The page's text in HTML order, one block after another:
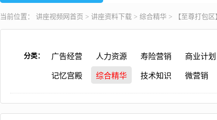
当前位置： 讲座视频 网首页 > 讲座资料下载 > 综合精华 > 【至尊打包
分类： 广告经营 人力资源 寿险营销 商业计划
记忆宫殿 综合精华 技术知识 微营销